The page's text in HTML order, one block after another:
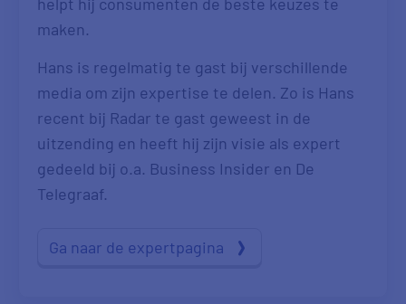
maken.
Hans is regelmatig te gast bij verschillende
media om zijn expertise te delen. Zo is Hans
recent bij Radar te gast geweest in de
uitzending en heeft hij zijn visie als expert
gedeeld bij o.a. Business Insider en De
Telegraaf.
Ga naar de expertpagina